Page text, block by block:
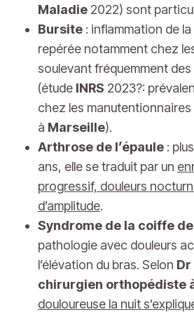
Maladie 2022) sont
Bursite : inflammation de
repérée notamment chez
soulevant fréquemment
(étude INRS 2023?:
chez les
à Marseille).
Arthrose de l’épaule :
ans, elle se traduit par un
progressif, douleurs
d’amplitude.
Syndrome de la coiffe
pathologie avec douleurs
l’élévation du bras. Selon
chirurgien orthopédiste
douloureuse la nuit